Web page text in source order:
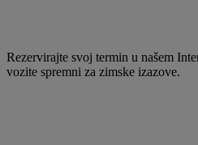
Rezervirajte svoj termin u našem
vozite spremni za zimske izazove.